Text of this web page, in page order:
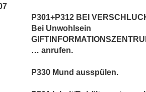
P301+P312 BEI
Bei Unwohlsein
… anrufen.
P330 Mund ausspülen.